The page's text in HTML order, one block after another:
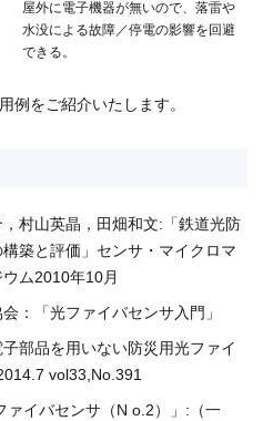
屋外に電子機器が無いので、落雷や
水没による故障／停電の影響を回避
できる。
例をご紹介いたします。
村山英晶，田畑和文:「鉄道光防
築と評価」センサ・マイクロマ
ム2010年10月
：「光ファイバセンサ入門」
部品を用いない防災用光ファイ
vol33,No.391
ァイバセンサ（N o.2）」:（一